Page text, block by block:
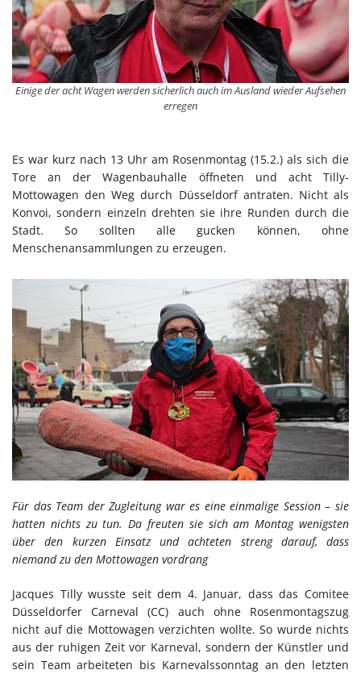
Einige der acht Wagen werden sicherlich auch im Ausland wieder Aufsehen
erregen
Es war kurz nach 13 Uhr am Rosenmontag (15.2.) als sich die
Tore an der Wagenbauhalle öffneten und acht Tilly-
Mottowagen den Weg durch Düsseldorf antraten. Nicht als
Konvoi, sondern einzeln drehten sie ihre Runden durch die
Stadt. So sollten alle gucken können, ohne
Menschenansammlungen zu erzeugen.
Für das Team der Zugleitung war es eine einmalige Session – sie
hatten nichts zu tun. Da freuten sie sich am Montag wenigsten
über den kurzen Einsatz und achteten streng darauf, dass
niemand zu den Mottowagen vordrang
Jacques Tilly wusste seit dem 4. Januar, dass das Comitee
Düsseldorfer Carneval (CC) auch ohne Rosenmontagszug
nicht auf die Mottowagen verzichten wollte. So wurde nichts
aus der ruhigen Zeit vor Karneval, sondern der Künstler und
sein Team arbeiteten bis Karnevalssonntag an den letzten